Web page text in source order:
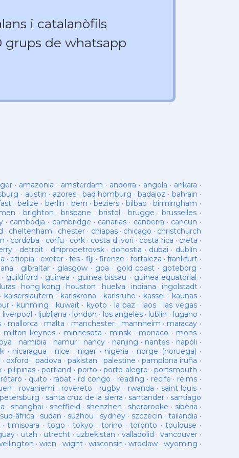
i catalanòfils
grups de whatsapp
· amazonia · amsterdam · andorra · angola · ankara ·
· austin · azores· bad homburg ·badajoz · bahrain ·
·belize · berlin · bern ·beziers · bilbao ·birmingham ·
· brighton ·brisbane · bristol · brugge ·brusselles ·
· cambodja · cambridge · canarias · canberra · cancun ·
· cheltenham · chester · chiapas· chicago · christchurch
· cordoba · corfu · cork · costa d ivori · costa rica · creta ·
· detroit· dnipropetrovsk· donostia · dubai · dublín ·
· etiopia · exeter· fes · fiji · firenze · fortaleza · frankfurt ·
· gibraltar · glasgow· goa · gold coast · goteborg ·
guildford · guinea · guinea bissau · guinea equatorial ·
· hong kong · houston · huelva · indiana · ingolstadt·
· kaiserslautern · karlskrona · karlsruhe · kassel · kaunas·
· kunming · kuwait· kyoto · la paz · laos · las vegas·
liverpool · ljubljana · london · los angeles· lublin · lugano ·
· mallorca · malta · manchester · mannheim · maracay ·
milton keynes · minnesota · minsk· monaco · mons ·
· namibia · namur · nancy · nanjing · nantes· napoli ·
· nicaragua · nice · niger · nigeria · norge (noruega) ·
· oxford · padova · pakistan · palestine · pamplona iruña ·
·pilipinas ·portland · porto ·porto alegre ·portsmouth ·
· quito · rabat · rd congo · reading · recife · reims ·
· rovaniemi · rovereto · rugby · rwanda · saint louis ·
· santa cruz de la sierra · santander · santiago
· shanghai · sheffield · shenzhen · sherbrooke · sibèria ·
sud-âfrica · sudan · suzhou · sydney · szczecin · tailandia ·
·timisoara · togo ·tokyo · torino ·toronto · toulouse ·
· utah · utrecht · uzbekistan · valladolid · vancouver·
·wien · wight·wisconsin ·wroclaw · wyoming ·